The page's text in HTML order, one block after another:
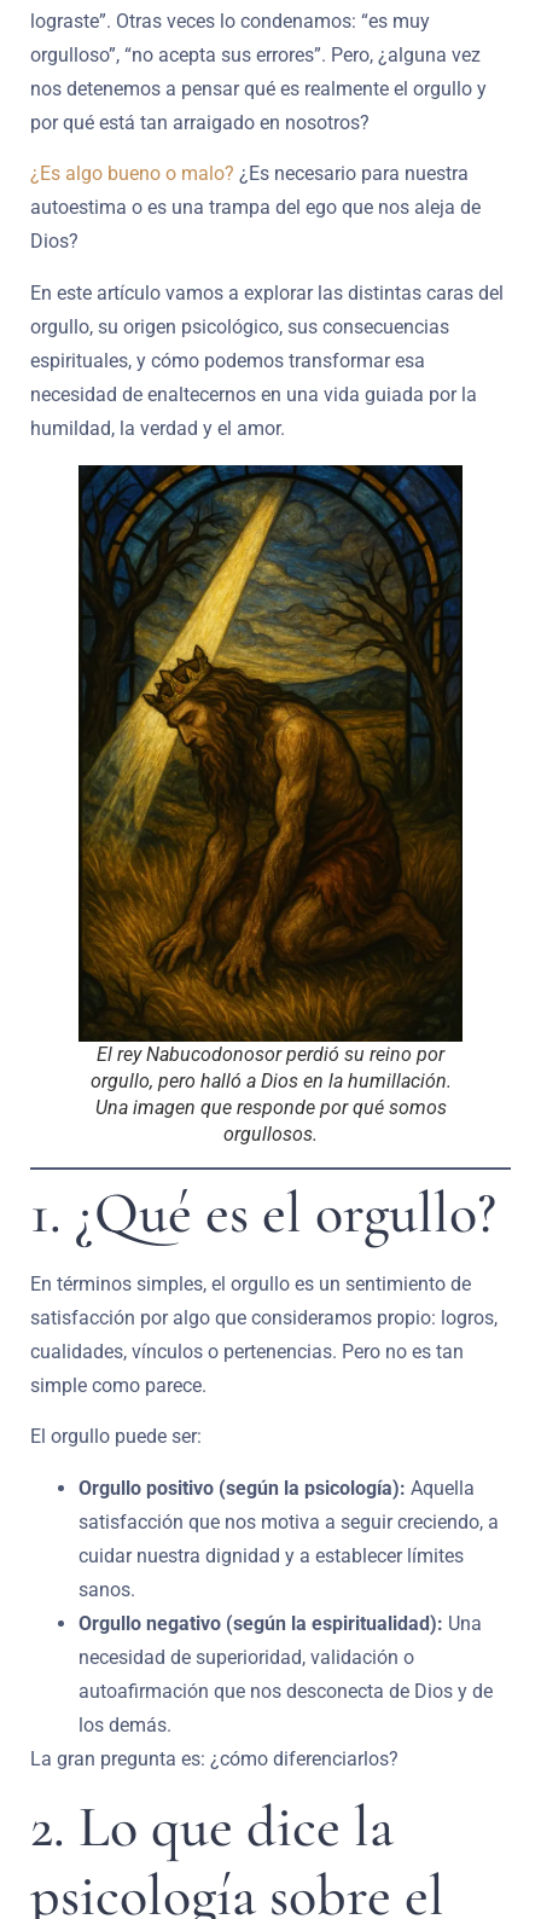
lograste”. Otras veces lo condenamos: “es muy
orgulloso”, “no acepta sus errores”. Pero, ¿alguna vez
nos detenemos a pensar qué es realmente el orgullo y
por qué está tan arraigado en nosotros?
¿Es algo bueno o malo? ¿Es necesario para nuestra
autoestima o es una trampa del ego que nos aleja de
Dios?
En este artículo vamos a explorar las distintas caras del
orgullo, su origen psicológico, sus consecuencias
espirituales, y cómo podemos transformar esa
necesidad de enaltecernos en una vida guiada por la
humildad, la verdad y el amor.
El rey Nabucodonosor perdió su reino por
orgullo, pero halló a Dios en la humillación.
Una imagen que responde por qué somos
orgullosos.
1. ¿Qué es el orgullo?
En términos simples, el orgullo es un sentimiento de
satisfacción por algo que consideramos propio: logros,
cualidades, vínculos o pertenencias. Pero no es tan
simple como parece.
El orgullo puede ser:
Orgullo positivo (según la psicología): Aquella
satisfacción que nos motiva a seguir creciendo, a
cuidar nuestra dignidad y a establecer límites
sanos.
Orgullo negativo (según la espiritualidad): Una
necesidad de superioridad, validación o
autoafirmación que nos desconecta de Dios y de
los demás.
La gran pregunta es: ¿cómo diferenciarlos?
2. Lo que dice la
psicología sobre el